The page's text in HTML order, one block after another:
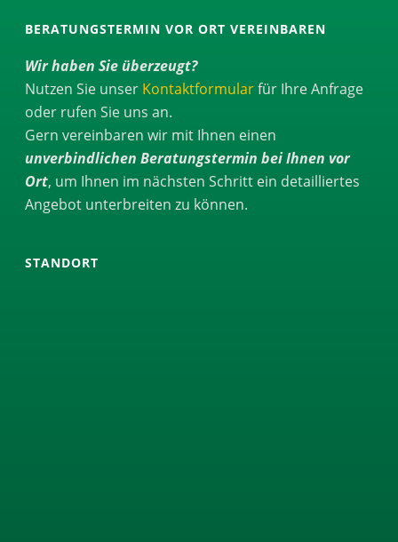
BERATUNGSTERMIN VOR ORT VEREINBAREN
Wir haben Sie überzeugt?
Nutzen Sie unser Kontaktformularfür Ihre Anfrage
oder rufen Sie uns an.
Gern vereinbaren wir mit Ihnen einen
unverbindlichen Beratungstermin bei Ihnen vor
Ort, um Ihnen im nächsten Schritt ein detailliertes
Angebot unterbreiten zu können.
STANDORT